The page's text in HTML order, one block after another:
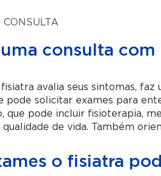
CONSULTA
consulta com
fisiatra avalia seus sintomas,
pode solicitar exames para
que pode incluir fisioterapia,
qualidade de vida. Também
o fisiatra